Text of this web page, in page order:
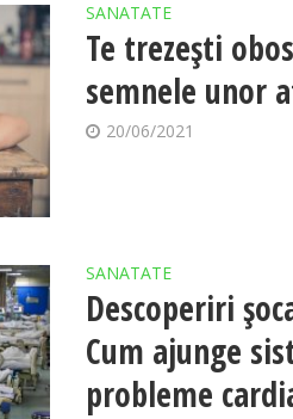
SANATATE
Te trezeşti
semnele unor
20/06/2021
SANATATE
Descoperiri
Cum ajunge
probleme